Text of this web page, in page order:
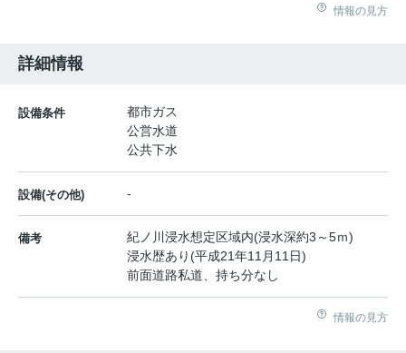
情報の見方
詳細情報
設備条件
都市ガス
公営水道
公共下水
設備(その他) -
備考
紀ノ川浸水想定区域内(浸水深約3～5ｍ)
浸水歴あり(平成21年11月11日)
前面道路私道、持ち分なし
情報の見方